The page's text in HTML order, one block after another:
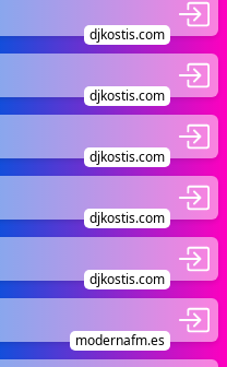
djkostis.com
djkostis.com
djkostis.com
djkostis.com
djkostis.com
modernafm.es